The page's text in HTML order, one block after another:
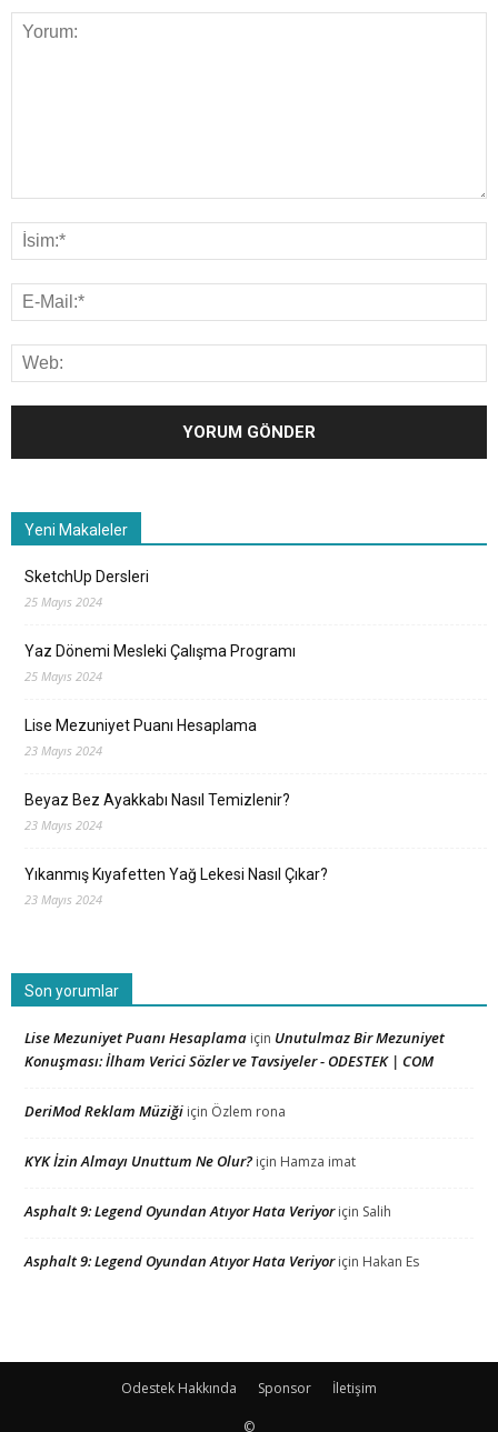
Yeni Makaleler
SketchUp Dersleri
25 Mayıs 2024
Yaz Dönemi Mesleki Çalışma Programı
25 Mayıs 2024
Lise Mezuniyet Puanı Hesaplama
23 Mayıs 2024
Beyaz Bez Ayakkabı Nasıl Temizlenir?
23 Mayıs 2024
Yıkanmış Kıyafetten Yağ Lekesi Nasıl Çıkar?
23 Mayıs 2024
Son yorumlar
Lise Mezuniyet Puanı Hesaplama için Unutulmaz Bir Mezuniyet
Konuşması: İlham Verici Sözler ve Tavsiyeler - ODESTEK | COM
DeriMod Reklam Müziği için Özlem rona
KYK İzin Almayı Unuttum Ne Olur? için Hamza imat
Asphalt 9: Legend Oyundan Atıyor Hata Veriyoriçin Salih
Asphalt 9: Legend Oyundan Atıyor Hata Veriyoriçin Hakan Es
Odestek Hakkında Sponsor İletişim
©